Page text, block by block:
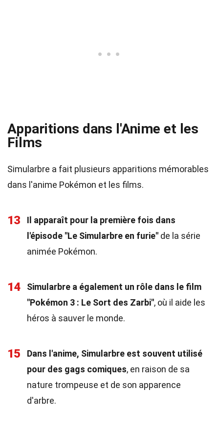
Apparitions dans l'Anime et les
Films
Simularbre a fait plusieurs apparitions mémorables
dans l'anime Pokémon et les films.
13
Il apparaît pour la première fois dans
l'épisode "Le Simularbre en furie" de la série
animée Pokémon.
14
Simularbre a également un rôle dans le film
"Pokémon 3 : Le Sort des Zarbi", où il aide les
héros à sauver le monde.
15
Dans l'anime, Simularbre est souvent utilisé
pour des gags comiques, en raison de sa
nature trompeuse et de son apparence
d'arbre.